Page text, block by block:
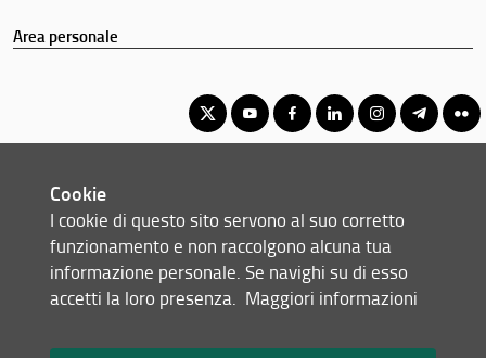
Area personale
© Copyright 2012-2026 Università degli Studi di Firenze UNIFI
P.IVA/Cod.Fis 01279680480
Piazzale delle Cascine, 18 - 50144 Firenze (FI)
Cookie
I cookie di questo sito servono al suo corretto
funzionamento e non raccolgono alcuna tua
informazione personale. Se navighi su di esso
accetti la loro presenza. Maggiori informazioni